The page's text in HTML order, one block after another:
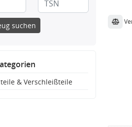
suchen
& Verschleißteile